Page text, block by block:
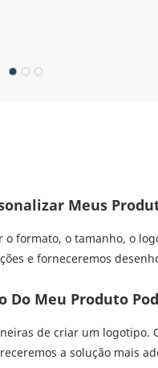
Meus
o formato, o tamanho, o
e forneceremos
Do Meu Produto
de criar um logotipo.
a solução mais